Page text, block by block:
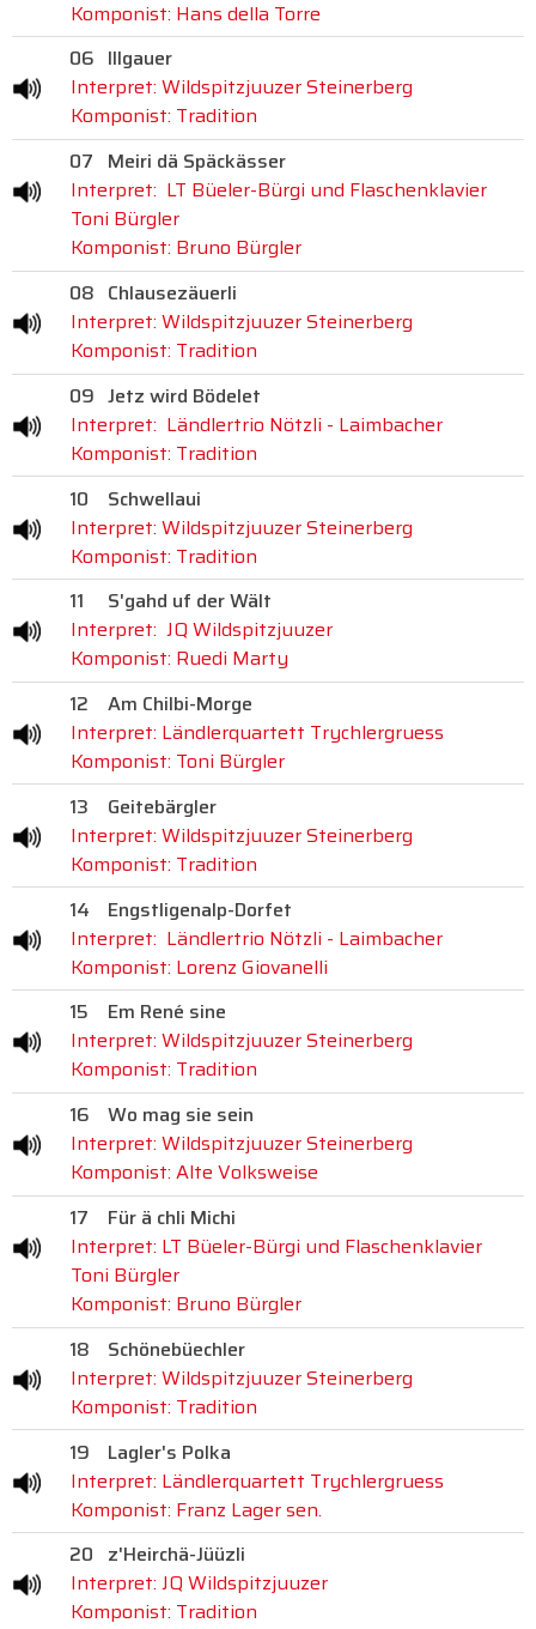
Komponist: Hans della Torre
06 Illgauer
Interpret: Wildspitzjuuzer Steinerberg
Komponist: Tradition
07 Meiri dä Späckässer
Interpret: LT Büeler-Bürgi und Flaschenklavier
Toni Bürgler
Komponist: Bruno Bürgler
08 Chlausezäuerli
Interpret: Wildspitzjuuzer Steinerberg
Komponist: Tradition
09 Jetz wird Bödelet
Interpret: Ländlertrio Nötzli - Laimbacher
Komponist: Tradition
10
Schwellaui
Interpret: Wildspitzjuuzer Steinerberg
Komponist: Tradition
11
S'gahd uf der Wält
Interpret: JQ Wildspitzjuuzer
Komponist: Ruedi Marty
12
Am Chilbi-Morge
Interpret: Ländlerquartett Trychlergruess
Komponist: Toni Bürgler
13
Geitebärgler
Interpret: Wildspitzjuuzer Steinerberg
Komponist: Tradition
14
Engstligenalp-Dorfet
Interpret: Ländlertrio Nötzli - Laimbacher
Komponist: Lorenz Giovanelli
15
Em René sine
Interpret: Wildspitzjuuzer Steinerberg
Komponist: Tradition
16
Wo mag sie sein
Interpret: Wildspitzjuuzer Steinerberg
Komponist: Alte Volksweise
17
Für ä chli Michi
Interpret: LT Büeler-Bürgi und Flaschenklavier
Toni Bürgler
Komponist: Bruno Bürgler
18
Schönebüechler
Interpret: Wildspitzjuuzer Steinerberg
Komponist: Tradition
19
Lagler's Polka
Interpret: Ländlerquartett Trychlergruess
Komponist: Franz Lager sen.
20 z'Heirchä-Jüüzli
Interpret: JQ Wildspitzjuuzer
Komponist: Tradition